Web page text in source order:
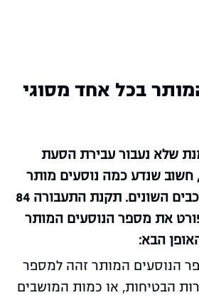
בכל אחד מסוגי
שלא נעבור עבירת הסעת
חשוב שנדע כמה נוסעים מותר
לנו להסיע בסוגי הרכבים השונים. תקנת התעבורה 84
את מספר הנוסעים המותר
הבא:
הנוסעים המותר זהה למספר
הבטיחות, או כמות המושבים